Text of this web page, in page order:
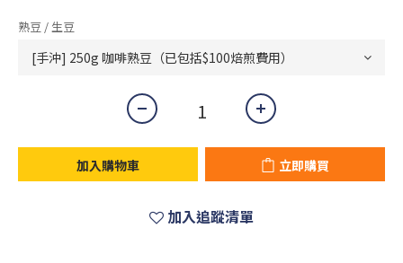
熟豆 / 生豆
加入購物車 立即購買
加入追蹤清單